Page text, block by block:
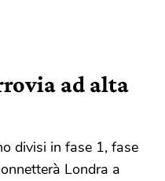
ad alta
divisi in fase 1, fase
Londra a